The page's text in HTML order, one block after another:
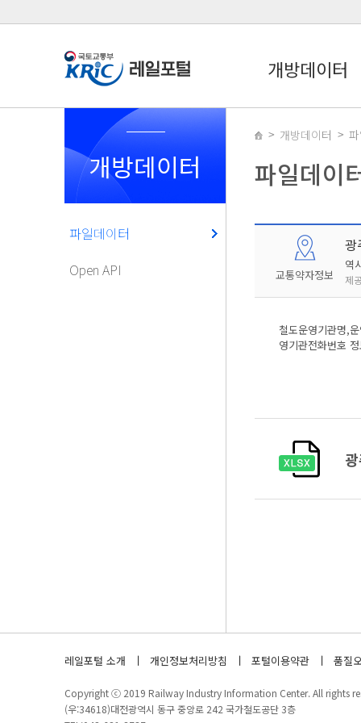
개방데이터
개방데이터
파일데이터
Open API
개방데이터
파일데이
교통약자정보
광
역
제
철도운영기관명,
영기관전화번호
레일포털 소개 개인정보처리방침 포털이용약관 품질
Copyright ⓒ 2019 Railway Industry Information Center. All rights
(우:34618)대전광역시 동구 중앙로 242 국가철도공단 3층